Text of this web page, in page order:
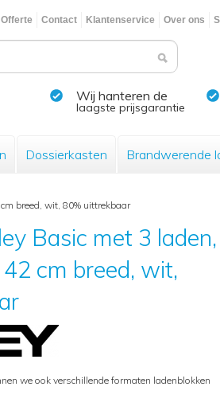
Offerte Contact Klantenservice Over ons
Wij hanteren de
laagste prijsgarantie
Dossierkasten Brandwerende
breed, wit, 80% uittrekbaar
Basic met 3 laden,
cm breed, wit,
we ook verschillende formaten ladenblokken